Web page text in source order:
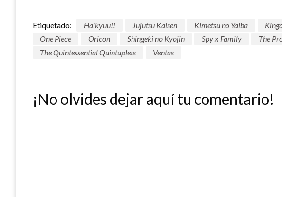
Etiquetado: Haikyuu!! Jujutsu Kaisen Kimetsu no Yaiba
One Piece
Oricon Shingeki no Kyojin Spy x Family
The
The Quintessential Quintuplets
Ventas
¡No olvides dejar aquí tu comentario!